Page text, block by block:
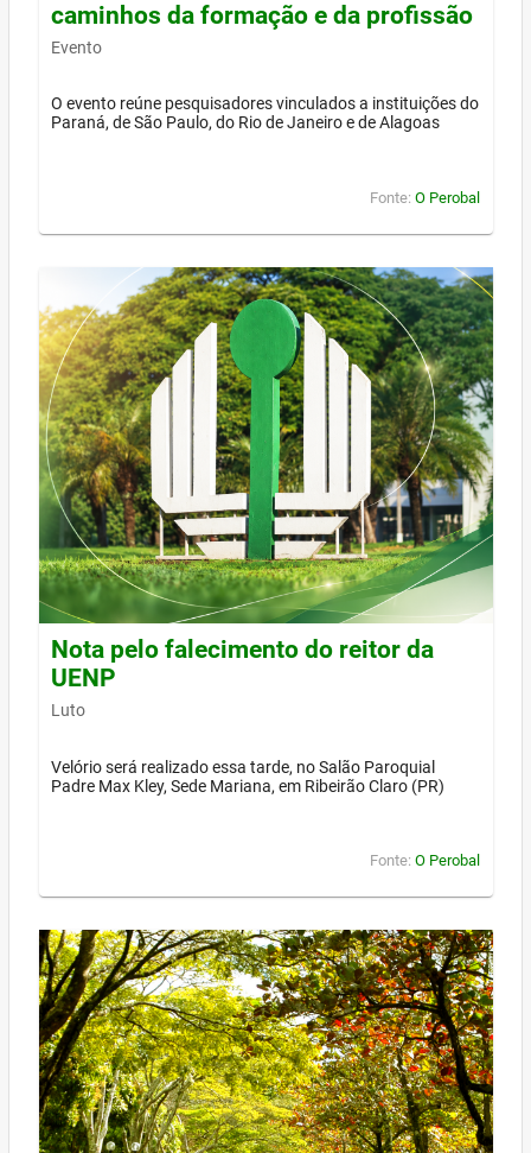
caminhos da formação e da profissão
Evento
O evento reúne pesquisadores vinculados a instituições do
Paraná, de São Paulo, do Rio de Janeiro e de Alagoas
Fonte: O Perobal
Nota pelo falecimento do reitor da
UENP
Luto
Velório será realizado essa tarde, no Salão Paroquial
Padre Max Kley, Sede Mariana, em Ribeirão Claro (PR)
Fonte: O Perobal